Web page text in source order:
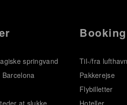
springvand
at slukke
Booking
Til-/fra
Pakkerejse
Flybilletter
Hoteller